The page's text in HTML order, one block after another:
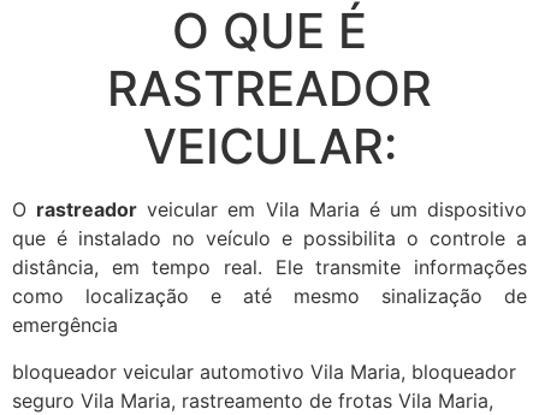
O QUE É
RASTREADOR
VEICULAR:
O rastreador veicular em Vila Maria é um dispositivo
que é instalado no veículo e possibilita o controle a
distância, em tempo real. Ele transmite informações
como localização e até mesmo sinalização de
emergência
bloqueador veicular automotivo Vila Maria, bloqueador
seguro Vila Maria, rastreamento de frotas Vila Maria,